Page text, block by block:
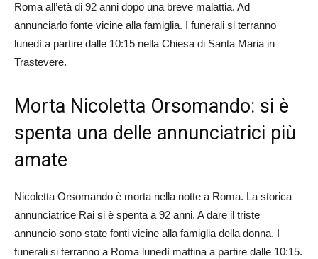
Roma all’età di 92 anni dopo una breve malattia. Ad
annunciarlo fonte vicine alla famiglia. I funerali si terranno
lunedì a partire dalle 10:15 nella Chiesa di Santa Maria in
Trastevere.
Morta Nicoletta Orsomando: si è
spenta una delle annunciatrici più
amate
Nicoletta Orsomando è morta nella notte a Roma. La storica
annunciatrice Rai si è spenta a 92 anni. A dare il triste
annuncio sono state fonti vicine alla famiglia della donna. I
funerali si terranno a Roma lunedì mattina a partire dalle 10:15.